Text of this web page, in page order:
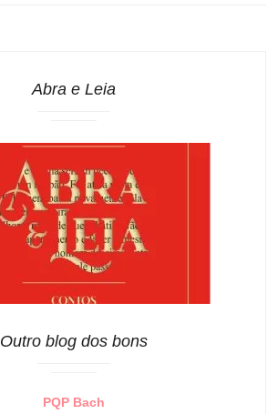
Abra e Leia
Outro blog dos bons
PQP Bach